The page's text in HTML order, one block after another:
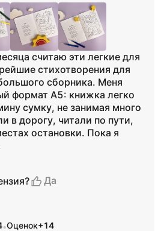
считаю эти легкие для
стихотворения для
сборника. Меня
формат А5: книжка легко
сумку, не занимая много
в дорогу, читали по пути,
остановки. Пока я
Да
•Оценок+14